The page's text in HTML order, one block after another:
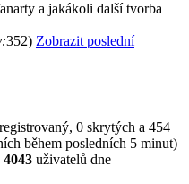
a jakákoli další tvorba
352) Zobrazit poslední
0 skrytých a 454
během posledních 5 minut)
4043 uživatelů dne